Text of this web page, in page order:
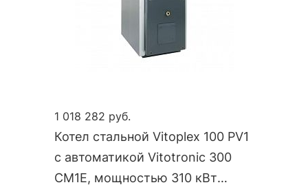
1 018 282 руб.
Котел стальной Vitoplex 100 PV1
с автоматикой Vitotronic 300
CM1E, мощностью 310 кВт